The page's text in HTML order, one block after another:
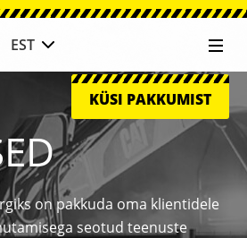
EST
on pakkuda oma klientidele
seotud teenuste
KÜSI PAKKUMIST